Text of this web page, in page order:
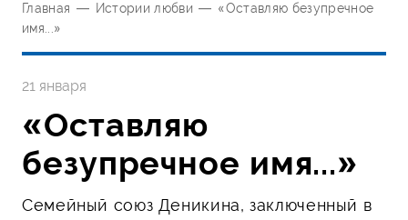
Главная — Истории любви — «Оставляю безупречное
имя...»
21 января
«Оставляю
безупречное имя...»
Семейный союз Деникина, заключенный в